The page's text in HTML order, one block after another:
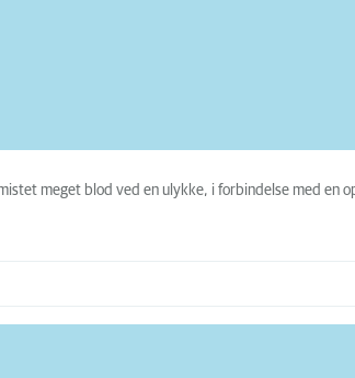
meget blod ved en ulykke, i forbindelse med en